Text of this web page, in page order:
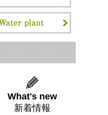
What's new
新着情報